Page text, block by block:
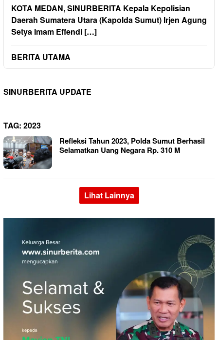
KOTA MEDAN, SINURBERITA Kepala Kepolisian
Daerah Sumatera Utara (Kapolda Sumut) Irjen Agung
Setya Imam Effendi […]
BERITA UTAMA
SINURBERITA UPDATE
TAG: 2023
Refleksi Tahun 2023, Polda Sumut Berhasil
Selamatkan Uang Negara Rp. 310 M
Lihat Lainnya